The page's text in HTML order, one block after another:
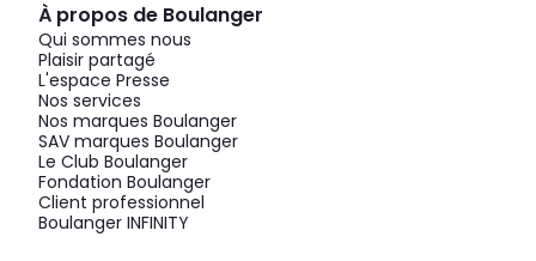
À propos de Boulanger
Qui sommes nous
Plaisir partagé
L'espace Presse
Nos services
Nos marques Boulanger
SAV marques Boulanger
Le Club Boulanger
Fondation Boulanger
Client professionnel
Boulanger INFINITY